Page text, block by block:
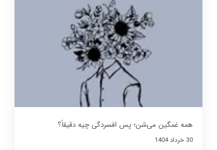
همه غمگین می‌شن؛ پس افسردگی چیه دقیقاً؟
30 خرداد 1404